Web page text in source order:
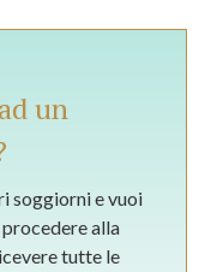
un
soggiorni e vuoi
alla
tutte le